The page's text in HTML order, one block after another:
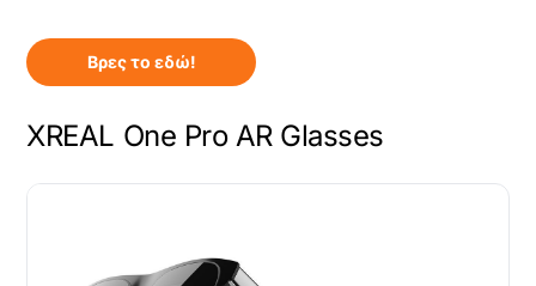
Βρες το εδώ!
XREAL One Pro AR Glasses